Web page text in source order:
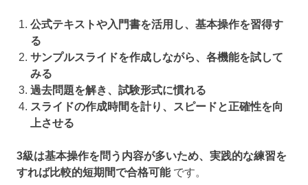
公式テキストや入門書を活用し、基本操作を習得す
る
サンプルスライドを作成しながら、各機能を試して
みる
過去問題を解き、試験形式に慣れる
スライドの作成時間を計り、スピードと正確性を向
上させる
3級は基本操作を問う内容が多いため、実践的な練習を
すれば比較的短期間で合格可能です。